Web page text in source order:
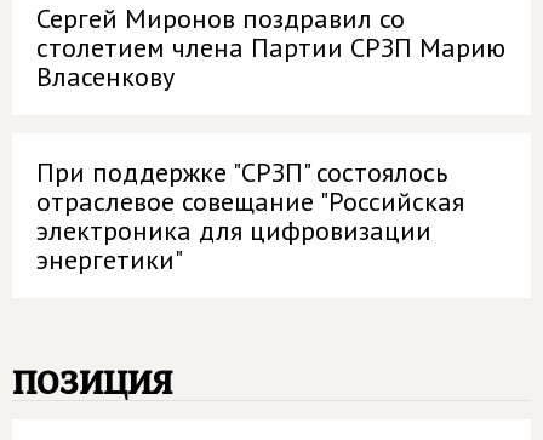
Сергей Миронов поздравил со
столетием члена Партии СРЗП Марию
Власенкову
При поддержке "СРЗП" состоялось
отраслевое совещание "Российская
электроника для цифровизации
энергетики"
позиция